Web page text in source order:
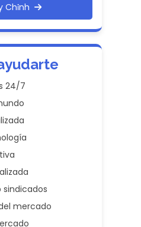
Chỉnh
24/7
sindicados
mercado